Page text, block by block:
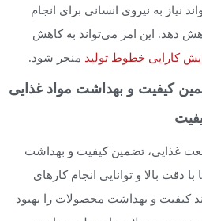
نیاز به نیروی انسانی برای انجام
دهد. این امر می‌تواند به کاهش
کارایی خطوط تولید منجر شود.
کیفیت و بهداشت مواد غذایی
غذایی، تضمین کیفیت و بهداشت
دقت بالا و توانایی انجام کارهای
کیفیت و بهداشت محصولات را بهبود